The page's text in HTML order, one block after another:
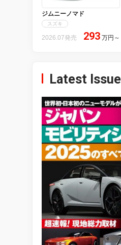
ジムニーノマド
スズキ
2026.07発売 293 万円 ～
Latest Issue